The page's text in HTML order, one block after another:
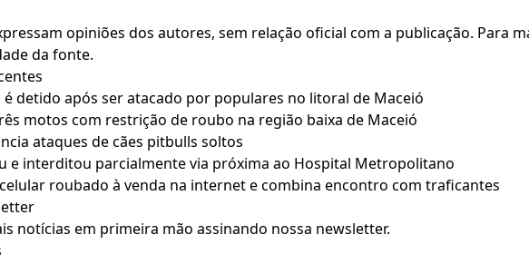
opiniões dos autores, sem relação oficial com a publicação. Para
da fonte.
detido após ser atacado por populares no litoral de Maceió
motos com restrição de roubo na região baixa de Maceió
ataques de cães pitbulls soltos
e interditou parcialmente via próxima ao Hospital Metropolitano
roubado à venda na internet e combina encontro com traficantes
notícias em primeira mão assinando nossa newsletter.